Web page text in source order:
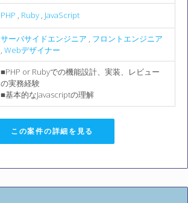
PHP , Ruby , JavaScript
サーバサイドエンジニア , フロントエンジニア
, Webデザイナー
■PHP or Rubyでの機能設計、実装、レビュー
の実務経験
■基本的なJavascriptの理解
この案件の詳細を見る